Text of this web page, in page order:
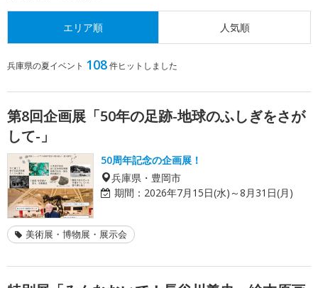
エリア順 人気順
兵庫県の夏イベント 108件ヒットしました
第8回企画展「50年の足跡-地球のふしぎをさが
して-」
50周年記念の企画展！
兵庫県・豊岡市
期間： 2026年7月15日(水)～8月31日(月)
美術展・博物展・展示会